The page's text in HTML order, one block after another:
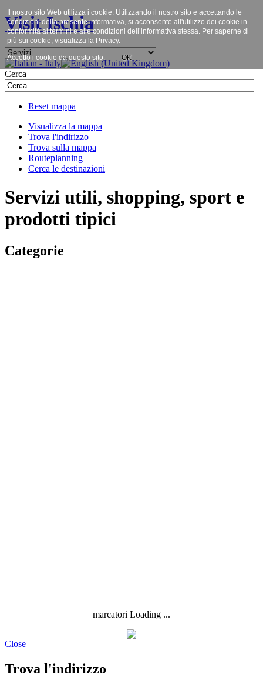
Visit Ischia
Cerca
Reset mappa
Visualizza la mappa
Trova l'indirizzo
Trova sulla mappa
Routeplanning
Cerca le destinazioni
Servizi utili, shopping, sport e
prodotti tipici
Categorie
marcatori Loading ...
Close
Trova l'indirizzo
Il nostro sito Web utilizza i cookie. Utilizzando il nostro sito e accettando le
condizioni della presente informativa, si acconsente all'utilizzo dei cookie in
conformità ai termini e alle condizioni dell’informativa stessa. Per saperne di
più sui cookie, visualizza la Privacy.
Accetto i cookie da questo sito. OK